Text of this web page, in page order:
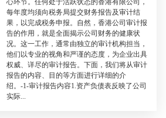
心环节。任何处于活跃状态的香港有限公司，
每年度均须向税务局提交财务报告及审计结
果，以完成税务申报。自然，香港公司审计报
告的作用，就是全面揭示公司财务的健康状
况。这一工作，通常由独立的审计机构担当，
他们以专业的视角和严谨的态度，为企业出具
权威、详尽的审计报告。下面，我们将从审计
报告的内容、目的等方面进行详细的介
绍。-1-审计报告内容1.资产负债表反映了公司
实际...